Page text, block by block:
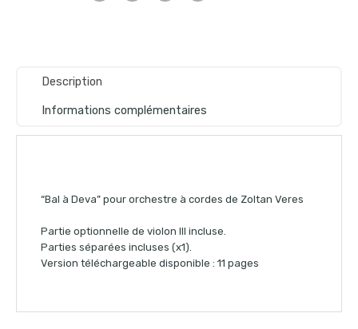
Description
Informations complémentaires
“Bal à Deva” pour orchestre à cordes de Zoltan Veres
Partie optionnelle de violon III incluse.
Parties séparées incluses (x1).
Version téléchargeable disponible : 11 pages